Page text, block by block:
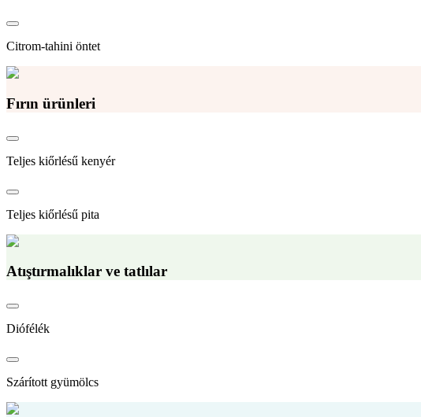
Citrom-tahini öntet
Fırın ürünleri
Teljes kiőrlésű kenyér
Teljes kiőrlésű pita
Atıştırmalıklar ve tatlılar
Diófélék
Szárított gyümölcs